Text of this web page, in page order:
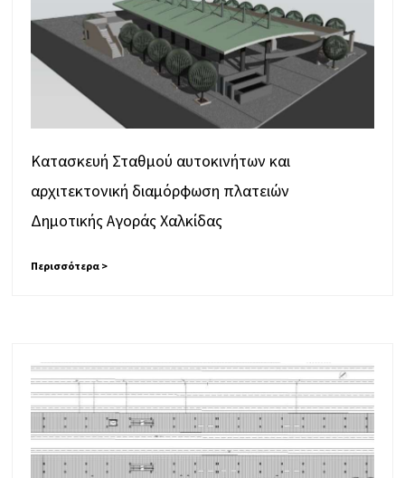
Κατασκευή Σταθμού αυτοκινήτων και
αρχιτεκτονική διαμόρφωση πλατειών
Δημοτικής Αγοράς Χαλκίδας
Περισσότερα >